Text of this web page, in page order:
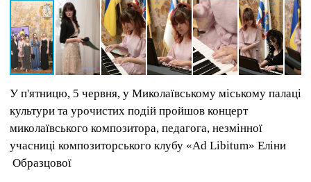
У п'ятницю, 5 червня, у Миколаївському міському палаці
культури та урочистих подій пройшов концерт
миколаївського композитора, педагога, незмінної
учасниці композиторського клубу «Ad Libitum» Еліни
Образцової